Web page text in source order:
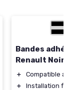
Bandes
Renault Noir
＋
Compatible
＋
Installation